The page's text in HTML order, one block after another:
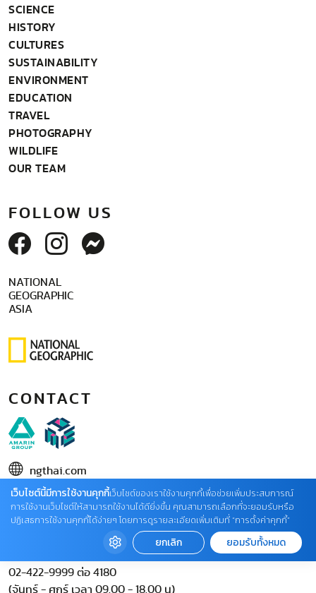
SCIENCE
HISTORY
CULTURES
SUSTAINABILITY
ENVIRONMENT
EDUCATION
TRAVEL
PHOTOGRAPHY
WILDLIFE
OUR TEAM
FOLLOW US
NATIONAL
GEOGRAPHIC
ASIA
CONTACT
ngthai.com
บริษัท เอเอ็มอี อิมเมจิเนทีฟ จำกัด
ในเครือ บริษัท อมรินทร์ คอร์เปอเรชั่นส์ จำกัด (มหาชน)
02 422 9999 ต่อ 4220
ติดต่อแจ้งปัญหาหรือร้องเรียน
02-422-9999 ต่อ 4180
(จันทร์ - ศุกร์ เวลา 09.00 - 18.00 น)
เว็บไซต์นี้มีการใช้งานคุกกี้เว็บไซต์ของเราใช้งานคุกกี้เพื่อช่วยเพิ่มประสบการณ์
การใช้งานเว็บไซต์ให้สามารถใช้งานได้ดียิ่งขึ้น คุณสามารถเลือกที่จะยอมรับหรือ
ปฏิเสธการใช้งานคุกกี้ได้ง่ายๆ โดยการดูรายละเอียดเพิ่มเติมที่ “การตั้งค่าคุกกี้”
ยกเลิก ยอมรับทั้งหมด